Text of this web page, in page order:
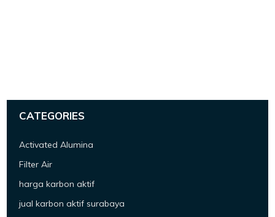
CATEGORIES
Activated Alumina
Filter Air
harga karbon aktif
jual karbon aktif surabaya